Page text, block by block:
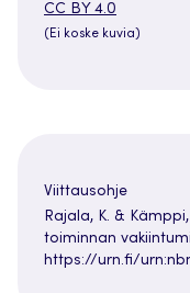
CC BY 4.0
uuteen
(Ei koske kuvia)
Viittausohje
Rajala, K. &
toiminnan
https://urn.fi/